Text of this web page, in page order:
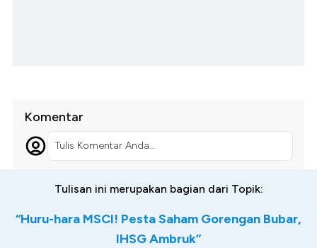
Komentar
Tulis Komentar Anda...
Tulisan ini merupakan bagian dari Topik:
“Huru-hara MSCI! Pesta Saham Gorengan Bubar,
IHSG Ambruk”